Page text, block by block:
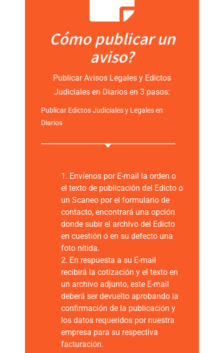
Cómo publicar un
aviso?
Publicar Avisos Legales y Edictos
Judiciales en Diarios en 3 pasos:
Publicar Edictos Judiciales y Legales en
Diarios
1. Envíenos por E-mail la orden o
el texto de publicación del Edicto o
un Scaneo por el formulario de
contacto, encontrará una opción
donde subir el archivo del Edicto
en cuestión o en su defecto una
foto nítida.
2. En respuesta a su E-mail
recibirá la cotización y el texto en
un archivo adjunto, este E-mail
deberá ser devuelto aprobando la
confirmación de la publicación y
los datos requeridos por nuestra
empresa para su respectiva
facturación.